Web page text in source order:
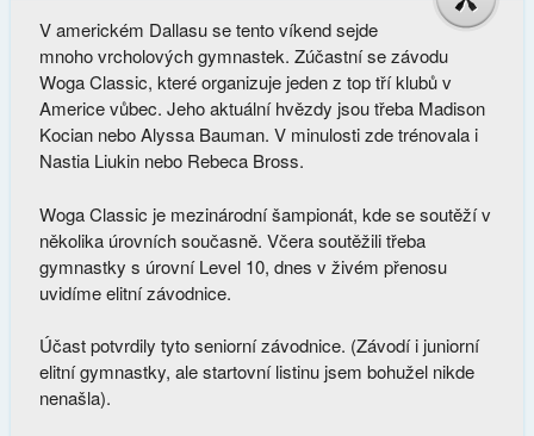
V americkém Dallasu se tento víkend sejde
mnoho vrcholových gymnastek. Zúčastní se závodu
Woga Classic, které organizuje jeden z top tří klubů v
Americe vůbec. Jeho aktuální hvězdy jsou třeba Madison
Kocian nebo Alyssa Bauman. V minulosti zde trénovala i
Nastia Liukin nebo Rebeca Bross.
Woga Classic je mezinárodní šampionát, kde se soutěží v
několika úrovních současně. Včera soutěžili třeba
gymnastky s úrovní Level 10, dnes v živém přenosu
uvidíme elitní závodnice.
Účast potvrdily tyto seniorní závodnice. (Závodí i juniorní
elitní gymnastky, ale startovní listinu jsem bohužel nikde
nenašla).